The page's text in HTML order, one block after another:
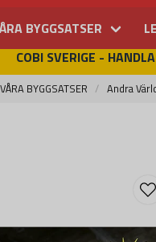
BYGGSATSER
COBI SVERIGE -
VÅRA BYGGSATSER Andra